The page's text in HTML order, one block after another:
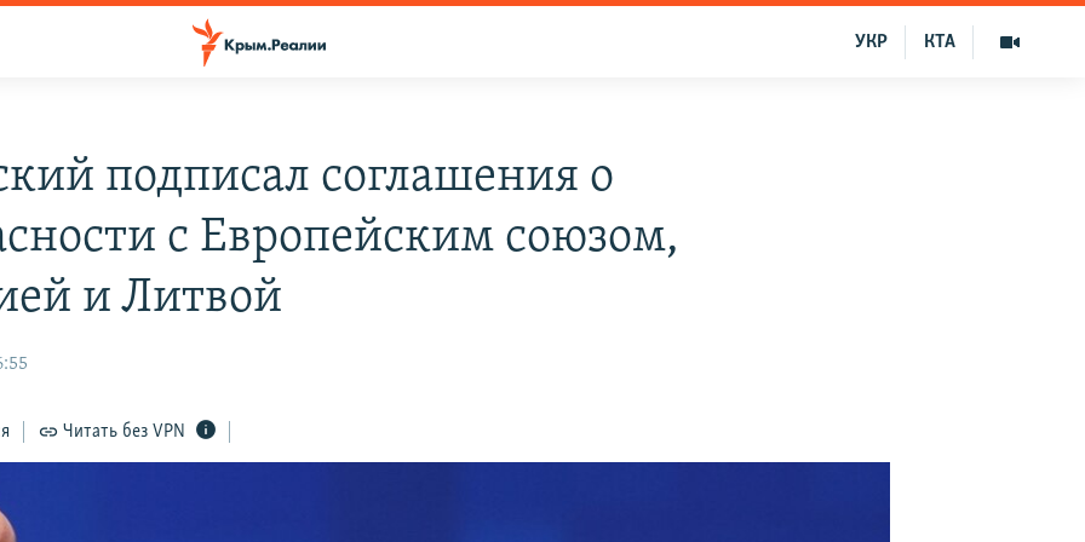
КТА
УКР
подписал соглашения о
с Европейским союзом,
и Литвой
Читать без VPN